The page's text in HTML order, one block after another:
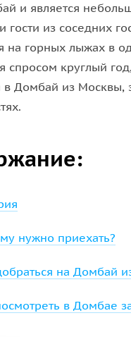
и является
гости из соседних
на горных лыжах в
спросом круглый
в Домбай из Москвы,
нужно приехать?
на Домбай
в Домбае